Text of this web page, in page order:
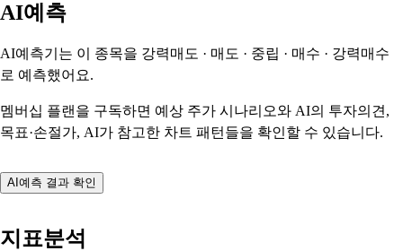
AI예측
AI예측기는 이 종목을 강력매도 · 매도 · 중립 · 매수 · 강력매수
로 예측했어요.
멤버십 플랜을 구독하면 예상 주가 시나리오와 AI의 투자의견,
목표·손절가, AI가 참고한 차트 패턴들을 확인할 수 있습니다.
AI예측 결과 확인
지표분석